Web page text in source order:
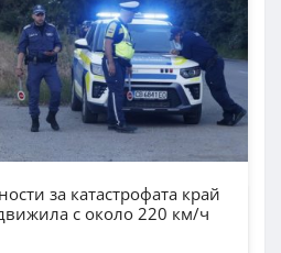
за катастрофата край
с около 220 км/ч